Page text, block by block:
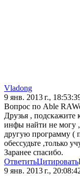
Vladong
9 янв. 2013 г.,
Вопрос по Able
Друзья , подскажите
инфы найти не могу
другую программу (
обессудьте ,только
Заранее спасибо.
ОтветитьЦитировать
9 янв. 2013 г.,